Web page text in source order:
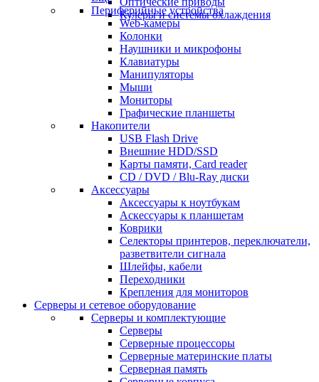
Кулеры и системы охлаждения
Периферийные устройства
Web-камеры
Колонки
Наушники и микрофоны
Клавиатуры
Манипуляторы
Мыши
Мониторы
Графические планшеты
Накопители
USB Flash Drive
Внешние HDD/SSD
Карты памяти, Card reader
CD / DVD / Blu-Ray диски
Аксессуары
Аксессуары к ноутбукам
Аскессуары к планшетам
Коврики
Селекторы принтеров, переключатели,
разветвители сигнала
Шлейфы, кабели
Переходники
Крепления для мониторов
Серверы и сетевое оборудование
Серверы и комплектующие
Серверы
Серверные процессоры
Серверные материнские платы
Серверная память